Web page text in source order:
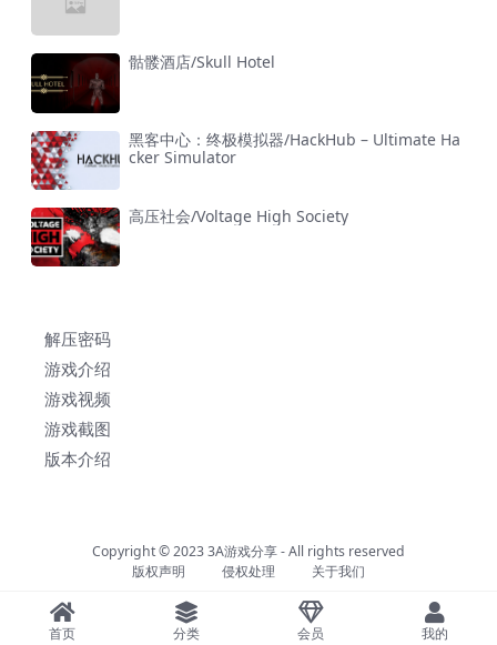
骷髅酒店/Skull Hotel
黑客中心：终极模拟器/HackHub – Ultimate Ha
cker Simulator
高压社会/Voltage High Society
解压密码
游戏介绍
游戏视频
游戏截图
版本介绍
Copyright © 20233A游戏分享- All rights reserved
版权声明
侵权处理 关于我们
首页 分类 会员 我的